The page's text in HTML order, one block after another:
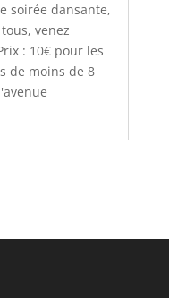
soirée dansante,
venez
: 10€ pour les
de moins de 8